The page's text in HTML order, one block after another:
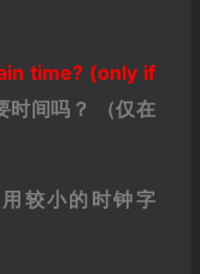
time? (only if
时间吗？
（仅在
较小的时钟字